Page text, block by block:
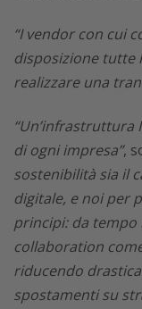
“I vendor con cui
disposizione tutte
realizzare una
“Un’infrastruttura
di ogni impresa”,
sostenibilità sia il
digitale, e noi per
principi: da tempo
collaboration
riducendo
spostamenti su